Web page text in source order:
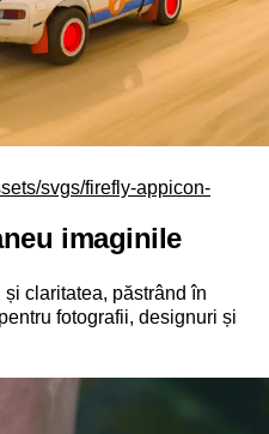
svgs/firefly-appicon-
imaginile
și claritatea, păstrând în
fotografii, designuri și